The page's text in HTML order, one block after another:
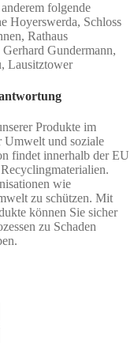
folgende
Hoyerswerda, Schloss
Rathaus
Gundermann,
Lausitztower
Produkte im
Umwelt und soziale
findet innerhalb der EU
wie
zu schützen. Mit
können Sie sicher
zu Schaden